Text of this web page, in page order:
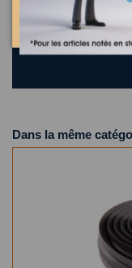
Où trouver la
9 appareils
Dans la même